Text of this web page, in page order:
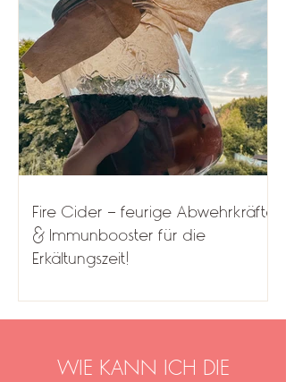
Fire Cider - feurige Abwehrkräfte
& Immunbooster für die
Erkältungszeit!
WIE KANN ICH DIE